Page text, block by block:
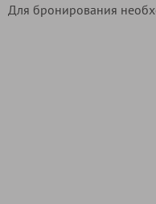
Для бронирования